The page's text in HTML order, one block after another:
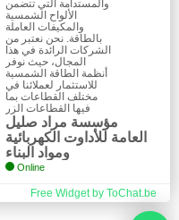
خدمات
والمستدامة التي تتضمن
الألواح الشمسية
والمكيفات العاملة
بالطاقة. نحن نعتبر من
الشركات الرائدة في هذا
المجال، حيث نوفر
أنظمة الطاقة الشمسية
للاستثمار لعملائنا في
مختلف القطاعات بما
فيها القطاعات الزر
مؤسسة مراد صليل
العامة للأداوت الكهربائية
ومواد البناء
Online
Free Widget by ToChat.be